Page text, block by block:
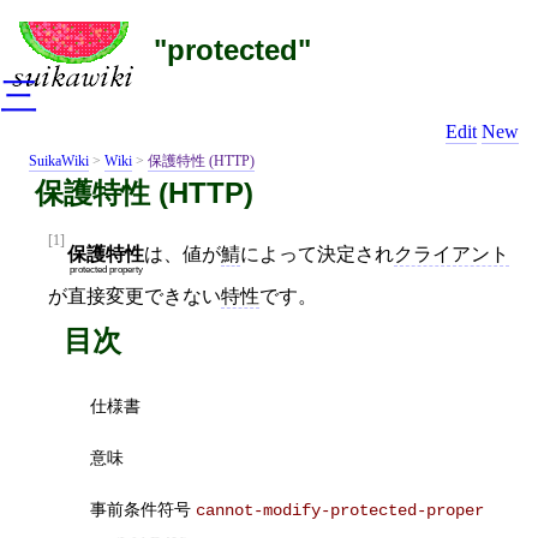
"protected"
Edit New
SuikaWiki > Wiki > 保護特性 (HTTP)
保護特性 (HTTP)
[1]
保護特性
protected property
は、値が鯖によって決定されクライアント
が直接変更できない特性です。
目次
仕様書
意味
事前条件符号 cannot-modify-protected-proper
三